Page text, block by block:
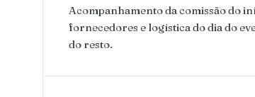
Acompanhamento da comissão do
fornecedores e logística do dia do
do resto.